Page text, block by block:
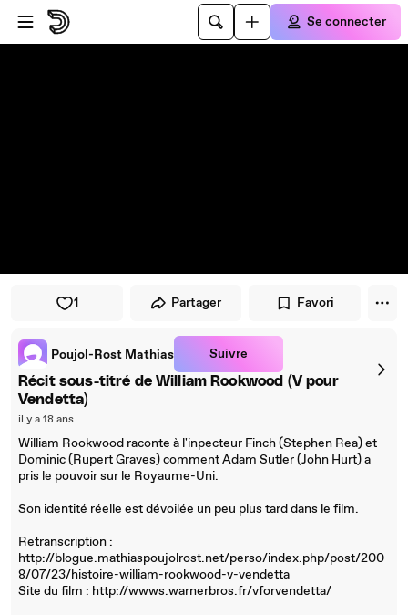
Passer au player
Passer au contenu principal
Se connecter
1 Partager Favori
Poujol-Rost Mathias Suivre
Récit sous-titré de William Rookwood (V pour
Vendetta)
il y a 18 ans
William Rookwood raconte à l'inpecteur Finch (Stephen Rea) et
Dominic (Rupert Graves) comment Adam Sutler (John Hurt) a
pris le pouvoir sur le Royaume-Uni.
Son identité réelle est dévoilée un peu plus tard dans le film.
Retranscription :
http://blogue.mathiaspoujolrost.net/perso/index.php/post/200
8/07/23/histoire-william-rookwood-v-vendetta
Site du film : http://wwws.warnerbros.fr/vforvendetta/